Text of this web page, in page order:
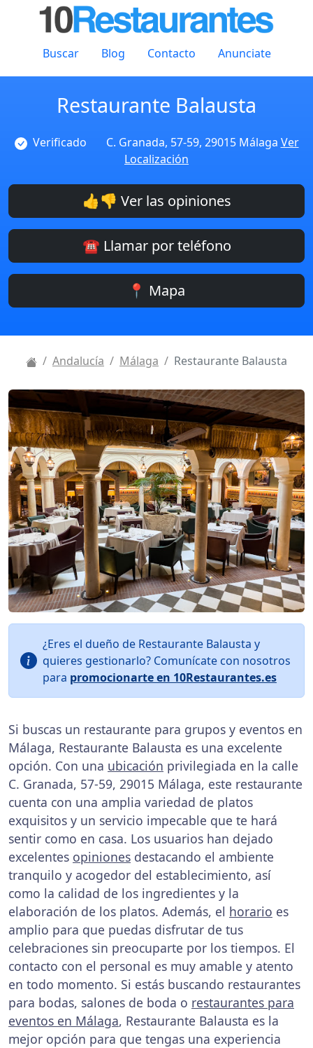
Buscar Blog Contacto Anunciate
Restaurante Balausta
Verificado C. Granada, 57-59, 29015 Málaga Ver
Localización
👍👎 Ver las opiniones
☎️ Llamar por teléfono
📍 Mapa
Andalucía Málaga Restaurante Balausta
¿Eres el dueño de Restaurante Balausta y
quieres gestionarlo? Comunícate con nosotros
para promocionarte en 10Restaurantes.es
Si buscas un restaurante para grupos y eventos en
Málaga, Restaurante Balausta es una excelente
opción. Con una ubicación privilegiada en la calle
C. Granada, 57-59, 29015 Málaga, este restaurante
cuenta con una amplia variedad de platos
exquisitos y un servicio impecable que te hará
sentir como en casa. Los usuarios han dejado
excelentes opiniones destacando el ambiente
tranquilo y acogedor del establecimiento, así
como la calidad de los ingredientes y la
elaboración de los platos. Además, el horario es
amplio para que puedas disfrutar de tus
celebraciones sin preocuparte por los tiempos. El
contacto con el personal es muy amable y atento
en todo momento. Si estás buscando restaurantes
para bodas, salones de boda o restaurantes para
eventos en Málaga, Restaurante Balausta es la
mejor opción para que tengas una experiencia